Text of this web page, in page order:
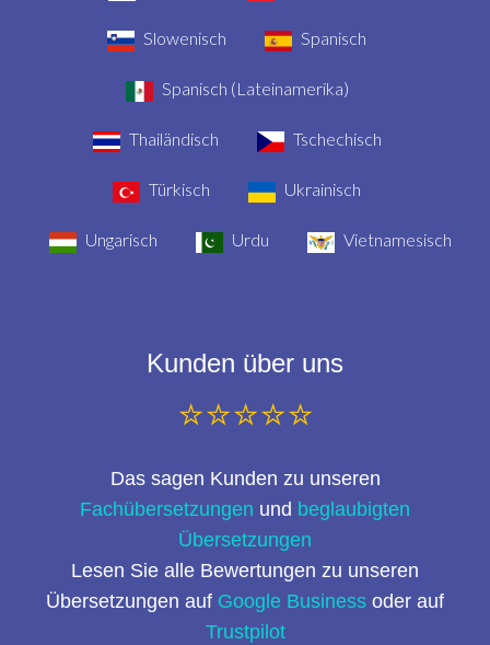
Slowenisch Spanisch
Spanisch (Lateinamerika)
Thailändisch Tschechisch
Türkisch Ukrainisch
Ungarisch Urdu Vietnamesisch
Kunden über uns
⭐⭐⭐⭐⭐
Das sagen Kunden zu unseren
Fachübersetzungen und beglaubigten
Übersetzungen
Lesen Sie alle Bewertungen zu unseren
Übersetzungen auf Google Business oder auf
Trustpilot